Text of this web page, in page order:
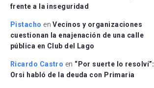
frente a la inseguridad
Pistacho enVecinos y organizaciones
cuestionan la enajenación de una calle
pública en Club del Lago
Ricardo Castro en “Por suerte lo resolví”:
Orsi habló de la deuda con Primaria